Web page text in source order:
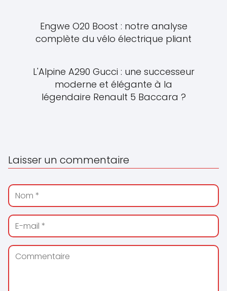
Engwe O20 Boost : notre analyse
complète du vélo électrique pliant
L'Alpine A290 Gucci : une successeur
moderne et élégante à la
légendaire Renault 5 Baccara ?
Laisser un commentaire